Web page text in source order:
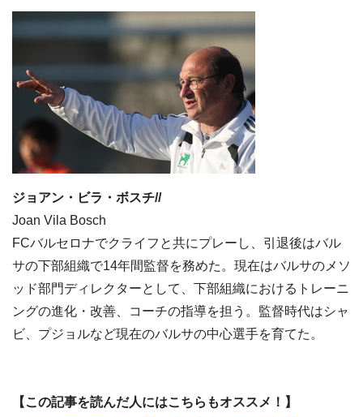
ジョアン・ビラ・ボスチ//
Joan Vila Bosch
FCバルセロナでクライフと共にプレーし、引退後はバル
サの下部組織で14年間監督を務めた。現在はバルサのメソ
ッド部門ディレクターとして、下部組織におけるトレーニ
ングの進化・改善、コーチの指導を担う。監督時代はシャ
ビ、プジョルなど現在のバルサの中心選手を育てた。
【この記事を読んだ人にはこちらもオススメ！】